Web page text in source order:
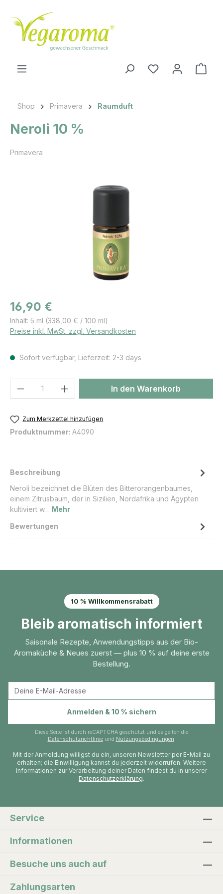
Zum Hauptinhalt springen
Shop Primavera Raumduft
Neroli 10 %
Primavera
Regulärer Preis:
16,90 €
Inhalt: 5 ml (338,00 € / 100 ml)
Preise inkl. MwSt. zzgl. Versandkosten
Sofort verfügbar, Lieferzeit: 2-3 days
Produkt Anzahl: Gib denIn den Warenkorb
Zum Merkzettel hinzufügen
Produktnummer: A4090
Beschreibung
Neroli bezeichnet die Blüten des Bitterorangenbaumes,
einem Zitrusbaum, der in Sizilien, Nordafrika und Ägypten
kultiviert w… Mehr
Bewertungen
10 % Willkommensrabatt
Bleib aromatisch informiert
Saisonale Rezepte, Anwendungstipps aus der Bio-
Aromaküche & Neues zuerst — plus 10 % auf deine erste
Bestellung.
Anmelden & 10 % sichern
Diese Seite ist durch reCAPTCHA geschützt und es gelten die
Datenschutzrichtlinieund Nutzungsbedingungen.
Mit der Anmeldung willigst du ein, unseren Newsletter per E-Mail zu
erhalten; die Einwilligung kannst du jederzeit widerrufen. Weitere
Informationen zur Verarbeitung deiner Daten findest du in unserer
Datenschutzerklärung.
Service
Informationen
Besuche uns auch auf
Zahlungsarten